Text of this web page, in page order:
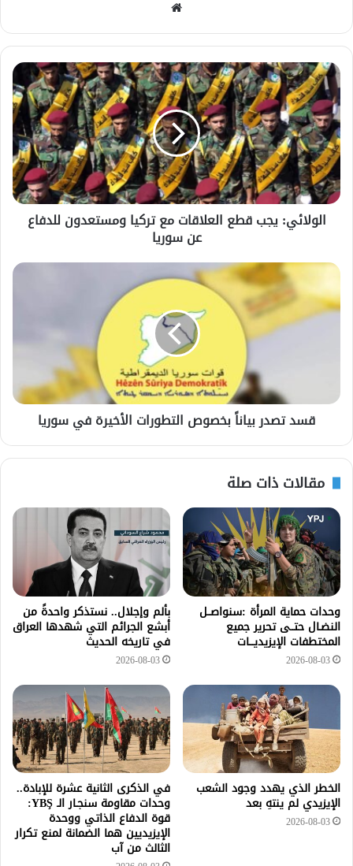
الولائي: يجب قطع العلاقات مع تركيا ومستعدون للدفاع
عن سوريا
قسد تصدر بياناً بخصوص التطورات الأخيرة في سوريا
مقالات ذات صلة
وحدات حماية المرأة :سنواصــل
النضـال حتــى تحرير جميع
المختطفات الإيزيديـــات
2026-08-03
بألم وإجلال.. نستذكر واحدةً من
أبشع الجرائم التي شهدها العراق
في تاريخه الحديث
2026-08-03
الخطر الذي يهدد وجود الشعب
الإيزيدي لم ينتهِ بعد
2026-08-03
في الذكرى الثانية عشرة للإبادة..
وحدات مقاومة سنجـار الـ YBŞ:
قوة الدفاع الذاتي ووحدة
الإيزيديين هما الضمانة لمنع تكرار
الثالث من آب